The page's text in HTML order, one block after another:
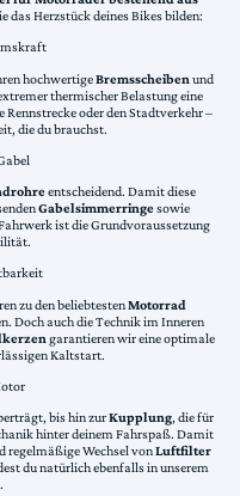
das Herzstück deines Bikes bilden:
hochwertigeBremsscheiben und
thermischer Belastung eine
oder den Stadtverkehr –
die du brauchst.
entscheidend. Damit diese
Gabelsimmerringesowie
ist die Grundvoraussetzung
zu den beliebtestenMotorrad
Doch auch die Technik im Inneren
garantieren wir eine optimale
Kaltstart.
bis hin zurKupplung, die für
hinter deinem Fahrspaß. Damit
regelmäßige Wechsel vonLuftfilter
du natürlich ebenfalls in unserem